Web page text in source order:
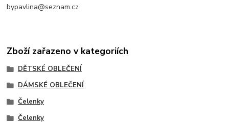
bypavlina@seznam.cz
Zboží zařazeno v kategoriích
DĚTSKÉ OBLEČENÍ
DÁMSKÉ OBLEČENÍ
Čelenky
Čelenky